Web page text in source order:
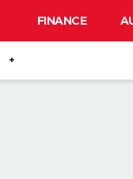
FINANCE
+